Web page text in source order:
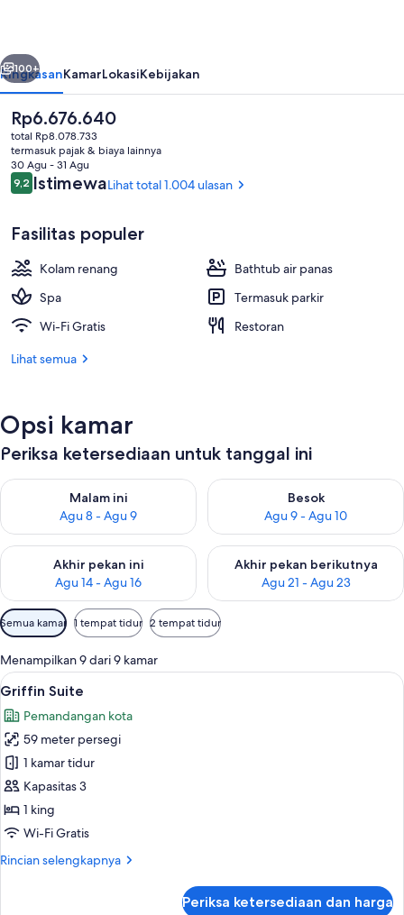
Eksterior
Berikutnya
100+
RingkasanKamarLokasiKebijakan
Harga
saat
ini
Rp6.676.640
Rp6.676.640
total Rp8.078.733
termasuk pajak & biaya lainnya
30 Agu - 31 Agu
Ulasan
9,29,2 dari 10
IstimewaLihat total 1.004 ulasan
Fasilitas populer
Kolam renang
Bathtub air panas
Spa
Termasuk parkir
Wi-Fi Gratis
Restoran
Lihat semua
Opsi kamar
Periksa ketersediaan untuk tanggal ini
Malam ini
Agu 8 - Agu 9
Periksa ketersediaan untuk malam ini Agu 8 - Agu 9
Besok
Agu 9 - Agu 10
Periksa ketersediaan untuk
Akhir pekan ini
Agu 14 - Agu 16
Periksa ketersediaan untuk akhir pekan ini Agu 14 - Agu 16
Akhir pekan berikutnya
Agu 21 - Agu 23
Periksa ketersediaan untuk
Filter
tersedia
untuk
kamar
Semua kamar 1 tempat tidur 2 tempat tidur
Menampilkan 9 dari 9 kamar
Lihat
semua
foto
untuk
Griffin
Suite
Griffin Suite | Seprai premium,
6
Griffin Suite
Pemandangan kota
59 meter persegi
1 kamar tidur
Kapasitas 3
1 king
Wi-Fi Gratis
Rincian selengkapnya
Rincian
Periksa ketersediaan dan harga